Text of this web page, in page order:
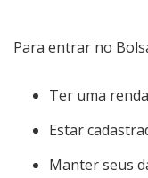
Para entrar no
Ter uma
Estar
Manter seus